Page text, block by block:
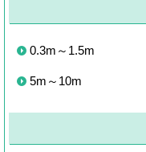
0.3m～1.5m
5m～10m